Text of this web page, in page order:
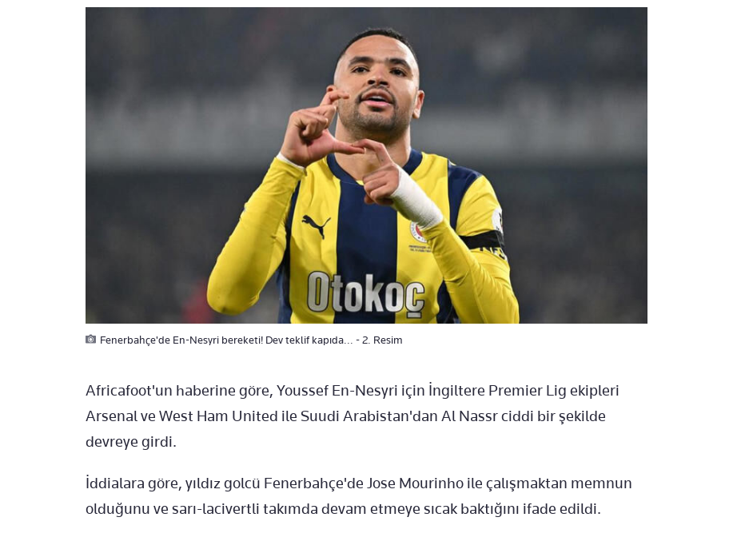
Fenerbahçe'de En-Nesyri bereketi! Dev teklif kapıda... - 2. Resim
Africafoot'un haberine göre, Youssef En-Nesyri için İngiltere Premier Lig ekipleri
Arsenal ve West Ham United ile Suudi Arabistan'dan Al Nassr ciddi bir şekilde
devreye girdi.
İddialara göre, yıldız golcü Fenerbahçe'de Jose Mourinho ile çalışmaktan memnun
olduğunu ve sarı-lacivertli takımda devam etmeye sıcak baktığını ifade edildi.